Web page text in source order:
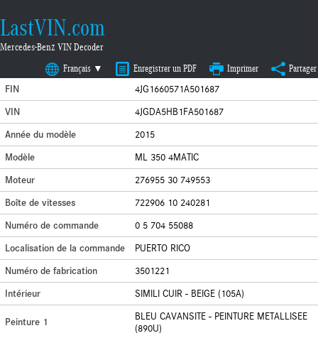
LastVIN.com
Mercedes-Benz VIN Decoder
Français ▼ Enregistrer un PDF Imprimer Partager
FIN
4JG1660571A501687
VIN
4JGDA5HB1FA501687
Année du modèle
2015
Modèle
ML 350 4MATIC
Moteur
276955 30 749553
Boîte de vitesses
722906 10 240281
Numéro de commande
0 5 704 55088
Localisation de la commande
PUERTO RICO
Numéro de fabrication
3501221
Intérieur
SIMILI CUIR - BEIGE (105A)
Peinture 1
BLEU CAVANSITE - PEINTURE METALLISEE
(890U)